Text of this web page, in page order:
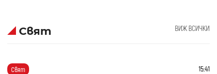
Свят ВИЖ ВСИЧКИ
Свят 15:41